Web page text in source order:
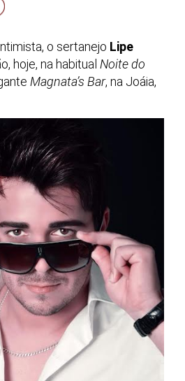
o sertanejo Lipe
hoje, na habitual Noite do
Magnata’s Bar, na Joáia,